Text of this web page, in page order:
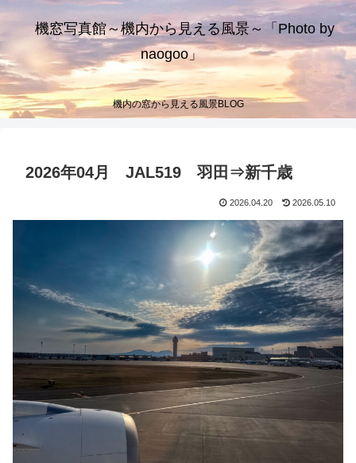
機窓写真館～機内から見える風景～「Photo by
naogoo」
機内の窓から見える風景BLOG
2026年04月 JAL519 羽田⇒新千歳
2026.04.20 2026.05.10